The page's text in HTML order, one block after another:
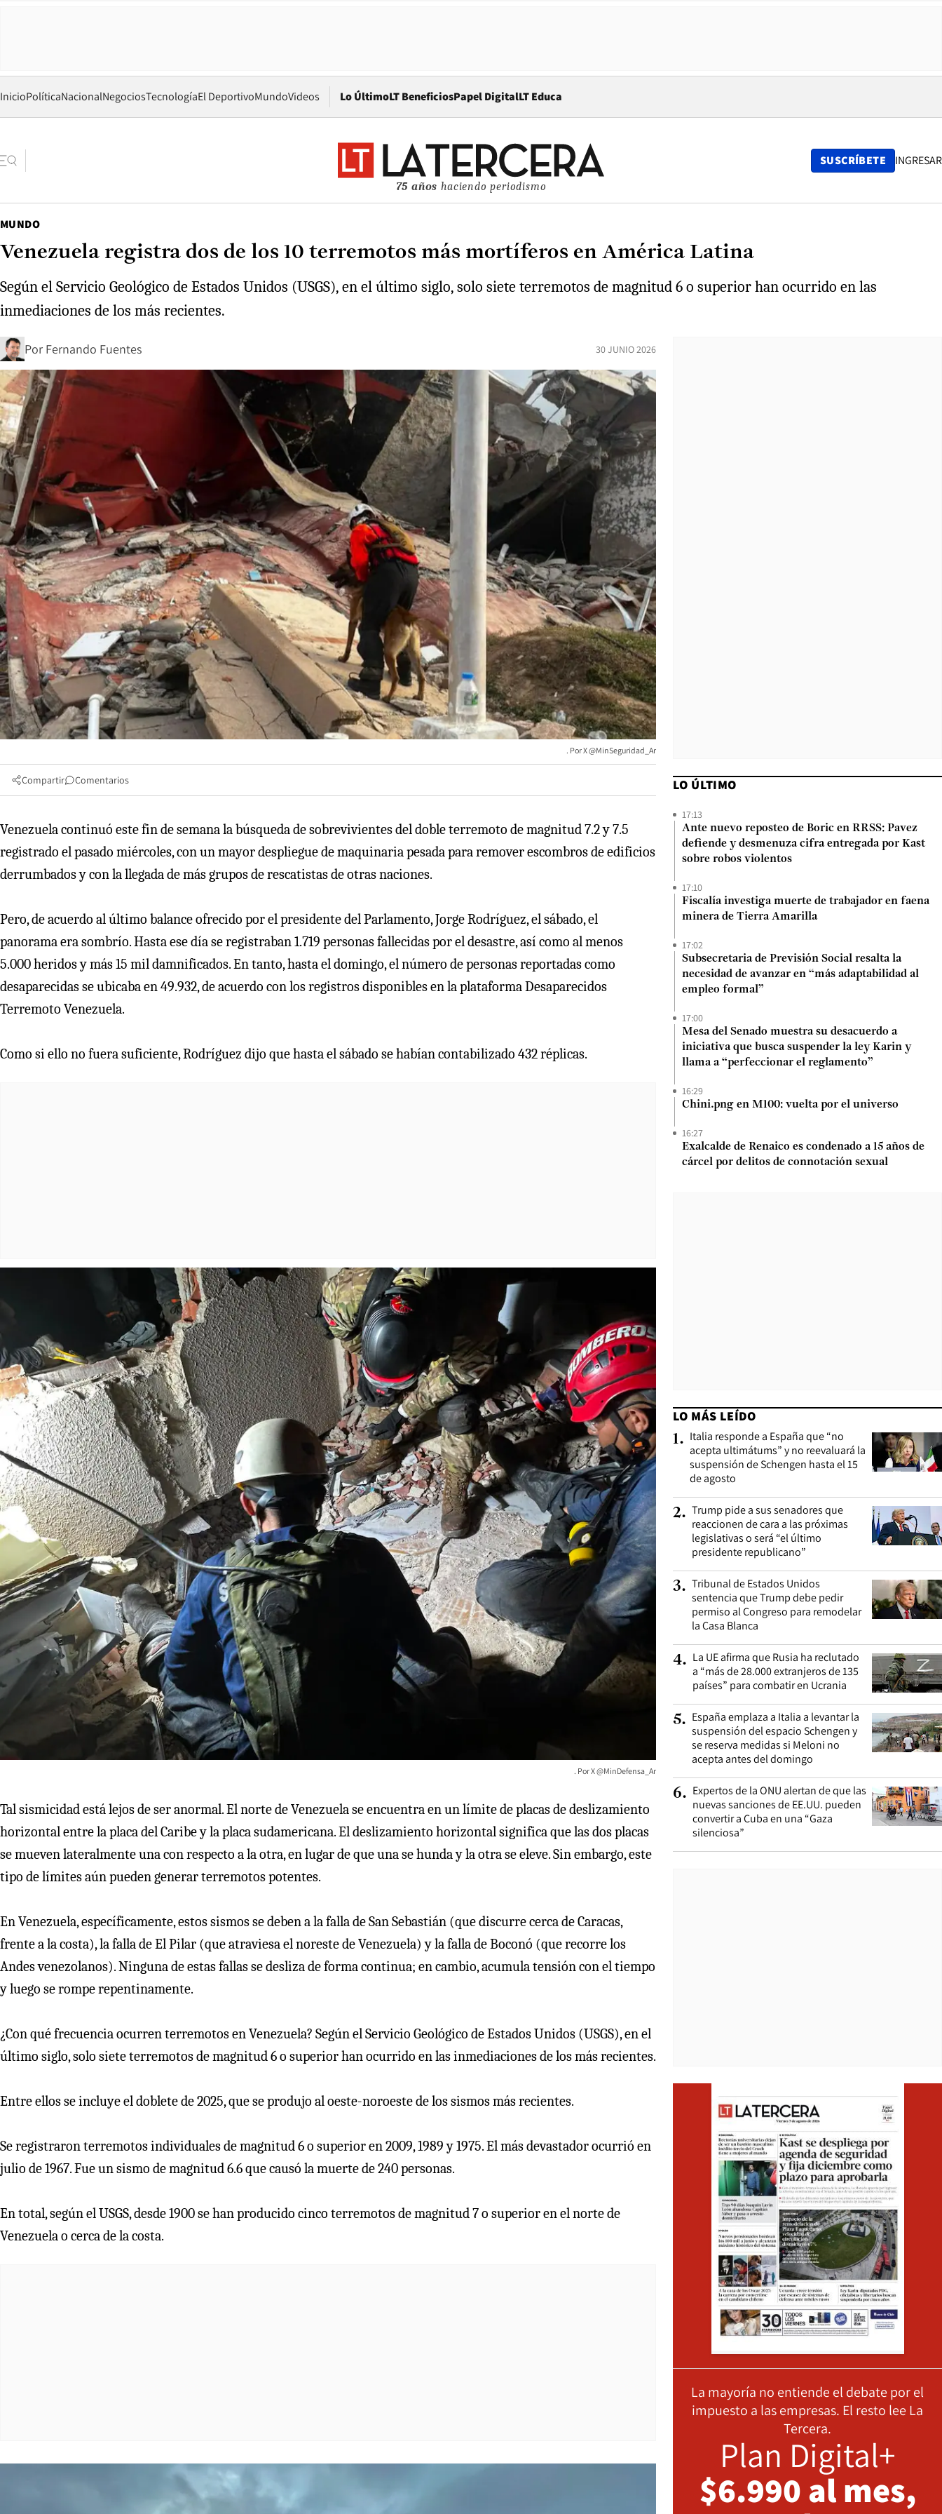
InicioPolíticaNacionalNegociosTecnologíaEl DeportivoMundoVideos Lo ÚltimoLT BeneficiosPapel DigitalOpens in new window
LT Educa
75 años haciendo periodismo
SUSCRÍBETE INGRESAR
MUNDO
Venezuela registra dos de los 10 terremotos más mortíferos en América Latina
Según el Servicio Geológico de Estados Unidos (USGS), en el último siglo, solo siete terremotos de magnitud 6 o superior han ocurrido en las
inmediaciones de los más recientes.
Por Fernando Fuentes 30 JUNIO 2026
X @MinSeguridad_Ar
Compartir Comentarios
Venezuela continuó este fin de semana la búsqueda de sobrevivientes del doble terremoto de magnitud 7.2 y 7.5
registrado el pasado miércoles, con un mayor despliegue de maquinaria pesada para remover escombros de edificios
derrumbados y con la llegada de más grupos de rescatistas de otras naciones.
Pero, de acuerdo al último balance ofrecido por el presidente del Parlamento, Jorge Rodríguez, el sábado, el
panorama era sombrío. Hasta ese día se registraban 1.719 personas fallecidas por el desastre, así como al menos
5.000 heridos y más 15 mil damnificados. En tanto, hasta el domingo, el número de personas reportadas como
desaparecidas se ubicaba en 49.932, de acuerdo con los registros disponibles en la plataforma Desaparecidos
Terremoto Venezuela.
Como si ello no fuera suficiente, Rodríguez dijo que hasta el sábado se habían contabilizado 432 réplicas.
X @MinDefensa_Ar
Tal sismicidad está lejos de ser anormal. El norte de Venezuela se encuentra en un límite de placas de deslizamiento
horizontal entre la placa del Caribe y la placa sudamericana. El deslizamiento horizontal significa que las dos placas
se mueven lateralmente una con respecto a la otra, en lugar de que una se hunda y la otra se eleve. Sin embargo, este
tipo de límites aún pueden generar terremotos potentes.
En Venezuela, específicamente, estos sismos se deben a la falla de San Sebastián (que discurre cerca de Caracas,
frente a la costa), la falla de El Pilar (que atraviesa el noreste de Venezuela) y la falla de Boconó (que recorre los
Andes venezolanos). Ninguna de estas fallas se desliza de forma continua; en cambio, acumula tensión con el tiempo
y luego se rompe repentinamente.
¿Con qué frecuencia ocurren terremotos en Venezuela? Según el Servicio Geológico de Estados Unidos (USGS), en el
último siglo, solo siete terremotos de magnitud 6 o superior han ocurrido en las inmediaciones de los más recientes.
Entre ellos se incluye el doblete de 2025, que se produjo al oeste-noroeste de los sismos más recientes.
Se registraron terremotos individuales de magnitud 6 o superior en 2009, 1989 y 1975. El más devastador ocurrió en
julio de 1967. Fue un sismo de magnitud 6.6 que causó la muerte de 240 personas.
En total, según el USGS, desde 1900 se han producido cinco terremotos de magnitud 7 o superior en el norte de
Venezuela o cerca de la costa.
LO ÚLTIMO
17:13
Ante nuevo reposteo de Boric en RRSS: Pavez
defiende y desmenuza cifra entregada por Kast
sobre robos violentos
17:10
Fiscalía investiga muerte de trabajador en faena
minera de Tierra Amarilla
17:02
Subsecretaria de Previsión Social resalta la
necesidad de avanzar en “más adaptabilidad al
empleo formal”
17:00
Mesa del Senado muestra su desacuerdo a
iniciativa que busca suspender la ley Karin y
llama a “perfeccionar el reglamento”
16:29
Chini.png en M100: vuelta por el universo
16:27
Exalcalde de Renaico es condenado a 15 años de
cárcel por delitos de connotación sexual
LO MÁS LEÍDO
1. Italia responde a España que “no
acepta ultimátums” y no reevaluará la
suspensión de Schengen hasta el 15
de agosto
2. Trump pide a sus senadores que
reaccionen de cara a las próximas
legislativas o será “el último
presidente republicano”
3. Tribunal de Estados Unidos
sentencia que Trump debe pedir
permiso al Congreso para remodelar
la Casa Blanca
4. La UE afirma que Rusia ha reclutado
a “más de 28.000 extranjeros de 135
países” para combatir en Ucrania
5. España emplaza a Italia a levantar la
suspensión del espacio Schengen y
se reserva medidas si Meloni no
acepta antes del domingo
6. Expertos de la ONU alertan de que las
nuevas sanciones de EE.UU. pueden
convertir a Cuba en una “Gaza
silenciosa”
La mayoría no entiende el debate por el
impuesto a las empresas. El resto lee La
Tercera.
Plan Digital+
$6.990 al mes,